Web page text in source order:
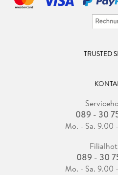
TRUSTED
089 - 30
Mo. - Sa. 9.00
089 - 30
Mo. - Sa. 9.00